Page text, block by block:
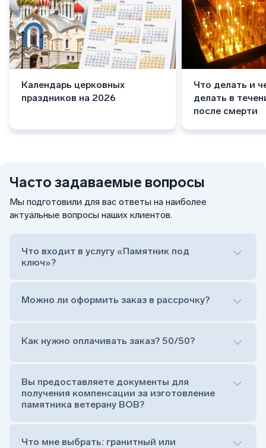
Календарь церковных
праздников на 2026
Что делать и
делать в
после смерти
Часто задаваемые вопросы
Мы подготовили для вас ответы на наиболее
актуальные вопросы наших клиентов.
Что входит в услугу «Памятник под
ключ»?
Сам комплект памятника:
Тумба (постамент, на который при помощи
штыря устанавливается стела)
Обработка и сверловка комплекта
Можно ли оформить заказ в рассрочку?
Как нужно оплачивать заказ? 50/50?
Вы предоставляете документы для
получения компенсации за изготовление
памятника ветерану ВОВ?
Что мне выбрать: гранитный или